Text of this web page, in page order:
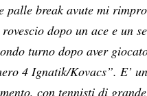
palle break avute mi
dopo un ace e un
turno dopo aver
4 Ignatik/Kovacs”. E’
con tennisti di